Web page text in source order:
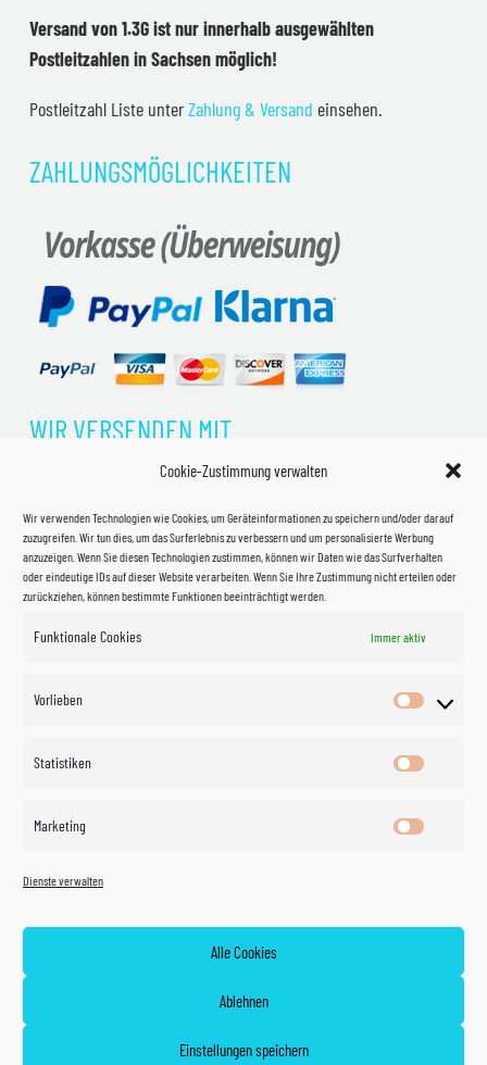
Cookie-Zustimmung verwalten
Wir verwenden Technologien wie Cookies, um Geräteinformationen zu speichern und/oder darauf
zuzugreifen. Wir tun dies, um das Surferlebnis zu verbessern und um personalisierte Werbung
anzuzeigen. Wenn Sie diesen Technologien zustimmen, können wir Daten wie das Surfverhalten
oder eindeutige IDs auf dieser Website verarbeiten. Wenn Sie Ihre Zustimmung nicht erteilen oder
zurückziehen, können bestimmte Funktionen beeinträchtigt werden.
Funktionale Cookies Immer aktiv
Vorlieben
Vorlieben
Statistiken
Marketing
Dienste verwalten
Alle Cookies
Ablehnen
Einstellungen speichern
Versand von 1.3G ist nur innerhalb ausgewählten
Postleitzahlen in Sachsen möglich!
Postleitzahl Liste unterZahlung & Versand einsehen.
ZAHLUNGSMÖGLICHKEITEN
WIR VERSENDEN MIT
©